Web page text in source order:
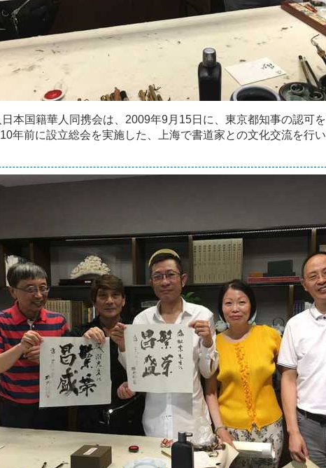
日 本国籍華 人 同携会は 2009年9月 15日 に 東京都知事の認可を
10年前に設立総会を実施した 上海で書道家との文化交流を行い